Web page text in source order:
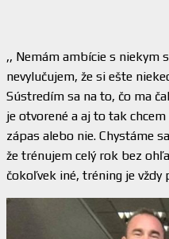
,, Nemám ambície s niekym
nevylučujem, že si ešte
Sústredím sa na to, čo ma
je otvorené a aj to tak
zápas alebo nie. Chystáme
že trénujem celý rok bez
čokoľvek iné, tréning je vždy